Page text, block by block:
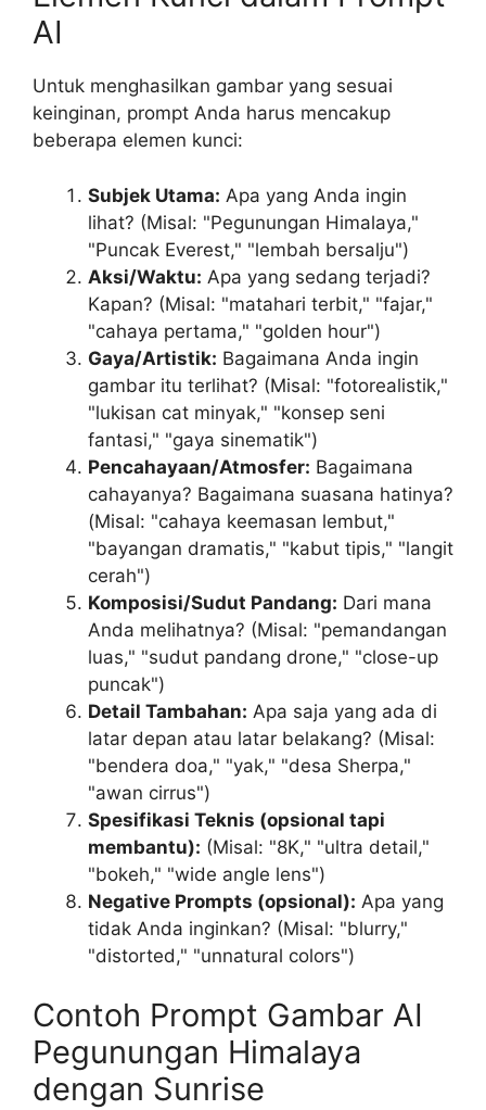
AI
Untuk menghasilkan gambar yang sesuai
keinginan, prompt Anda harus mencakup
beberapa elemen kunci:
Subjek Utama: Apa yang Anda ingin
lihat? (Misal: "Pegunungan Himalaya,"
"Puncak Everest," "lembah bersalju")
Aksi/Waktu: Apa yang sedang terjadi?
Kapan? (Misal: "matahari terbit," "fajar,"
"cahaya pertama," "golden hour")
Gaya/Artistik: Bagaimana Anda ingin
gambar itu terlihat? (Misal: "fotorealistik,"
"lukisan cat minyak," "konsep seni
fantasi," "gaya sinematik")
Pencahayaan/Atmosfer: Bagaimana
cahayanya? Bagaimana suasana hatinya?
(Misal: "cahaya keemasan lembut,"
"bayangan dramatis," "kabut tipis," "langit
cerah")
Komposisi/Sudut Pandang: Dari mana
Anda melihatnya? (Misal: "pemandangan
luas," "sudut pandang drone," "close-up
puncak")
Detail Tambahan: Apa saja yang ada di
latar depan atau latar belakang? (Misal:
"bendera doa," "yak," "desa Sherpa,"
"awan cirrus")
Spesifikasi Teknis (opsional tapi
membantu): (Misal: "8K," "ultra detail,"
"bokeh," "wide angle lens")
Negative Prompts (opsional): Apa yang
tidak Anda inginkan? (Misal: "blurry,"
"distorted," "unnatural colors")
Contoh Prompt Gambar AI
Pegunungan Himalaya
dengan Sunrise